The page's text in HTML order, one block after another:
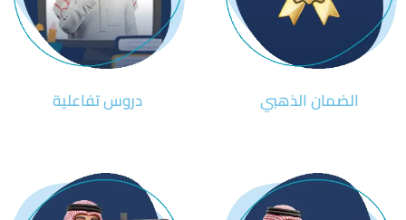
الضمان الذهبي دروس تفاعلية